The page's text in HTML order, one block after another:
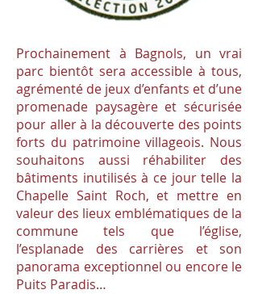
Prochainement à Bagnols, un vrai
parc bientôt sera accessible à tous,
agrémenté de jeux d’enfants et d’une
promenade paysagère et sécurisée
pour aller à la découverte des points
forts du patrimoine villageois. Nous
souhaitons aussi réhabiliter des
bâtiments inutilisés à ce jour telle la
Chapelle Saint Roch, et mettre en
valeur des lieux emblématiques de la
commune tels que l’église,
l’esplanade des carrières et son
panorama exceptionnel ou encore le
Puits Paradis…